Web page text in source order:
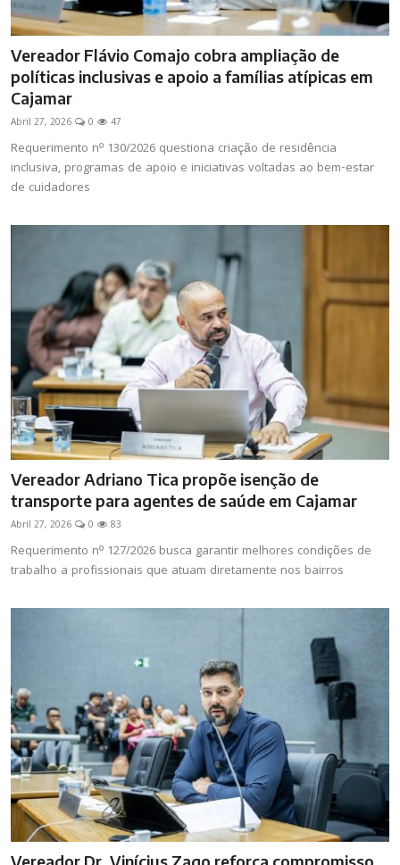
Vereador Flávio Comajo cobra ampliação de
políticas inclusivas e apoio a famílias atípicas em
Cajamar
Abril 27, 2026 0 47
Requerimento nº 130/2026 questiona criação de residência
inclusiva, programas de apoio e iniciativas voltadas ao bem-estar
de cuidadores
Vereador Adriano Tica propõe isenção de
transporte para agentes de saúde em Cajamar
Abril 27, 2026 0 83
Requerimento nº 127/2026 busca garantir melhores condições de
trabalho a profissionais que atuam diretamente nos bairros